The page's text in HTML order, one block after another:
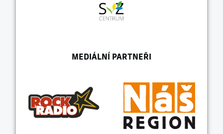
MEDIÁLNÍ PARTNEŘI